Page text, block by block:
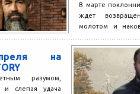
В марте
ждет
молотом и
Второй...
на
разумом,
и слепая удача